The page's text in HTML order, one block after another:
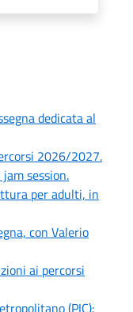
dedicata al
2026/2027.
session.
per adulti, in
con Valerio
ai percorsi
(PIC):